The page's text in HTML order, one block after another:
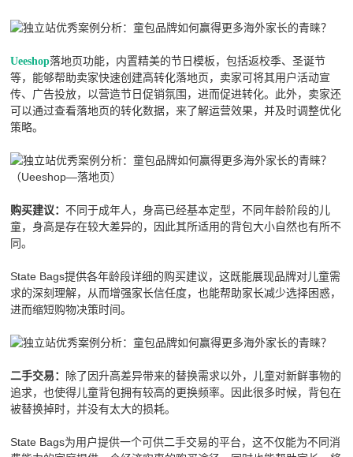
Ueeshop落地页功能，内置精美的节日模板，包括返校季、圣诞节
等，能够帮助卖家快速创建高转化落地页，卖家可将其用户活动宣
传、广告投放，以营造节日促销氛围，进而促进转化。此外，卖家还
可以通过查看落地页的转化数据，来了解运营效果，并及时调整优化
策略。
（Ueeshop—落地页）
购买建议：不同于成年人，身高已经基本定型，不同年龄阶段的儿
童，身高是存在较大差异的，因此其所适用的背包大小自然也有所不
同。
State Bags提供各年龄段详细的购买建议，这既能展现品牌对儿童需
求的深刻理解，从而增强家长信任度，也能帮助家长减少选择困惑，
进而缩短购物决策时间。
二手交易：
除了因升高差异带来的替换需求以外，儿童对新鲜事物的
追求，也使得儿童背包拥有较高的更换频率。因此很多时候，背包在
被替换掉时，并没有太大的损耗。
State Bags为用户提供一个可供二手交易的平台，这不仅能为不同消